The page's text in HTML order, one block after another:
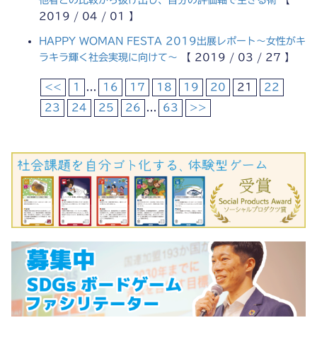
2019 / 04 / 01 】
HAPPY WOMAN FESTA 2019出展レポート～女性がキ
ラキラ輝く社会実現に向けて～ 【 2019 / 03 / 27 】
<< 1 ... 16 17 18 19 20 21 22
23 24 25 26 ... 63 >>